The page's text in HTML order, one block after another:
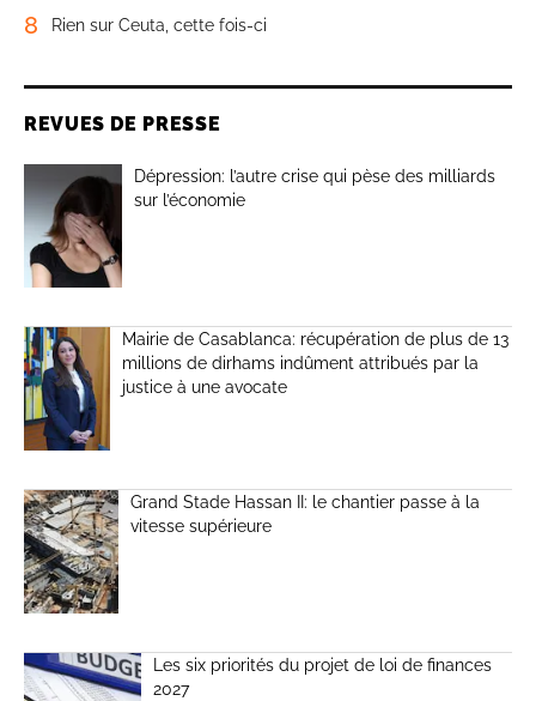
8 Rien sur Ceuta, cette fois-ci
REVUES DE PRESSE
Dépression: l’autre crise qui pèse des milliards
sur l’économie
Mairie de Casablanca: récupération de plus de 13
millions de dirhams indûment attribués par la
justice à une avocate
Grand Stade Hassan II: le chantier passe à la
vitesse supérieure
Les six priorités du projet de loi de finances
2027